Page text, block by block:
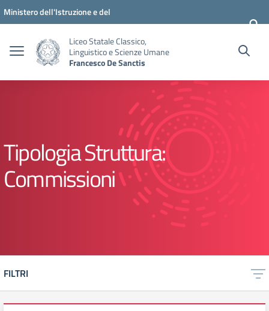
Vai ai contenuti
Vai al menu di navigazione
Vai al footer
Ministero dell'Istruzione e del
Liceo Statale Classico,
Linguistico e Scienze Umane
Francesco De Sanctis
Tipologia Struttura:
Commissioni
FILTRI